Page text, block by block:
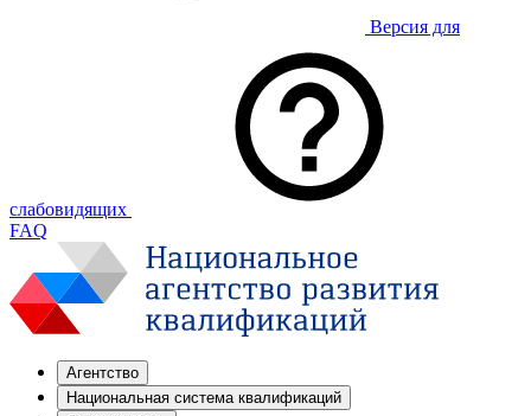
Версия для
слабовидящих
FAQ
Агентство
Национальная система квалификаций